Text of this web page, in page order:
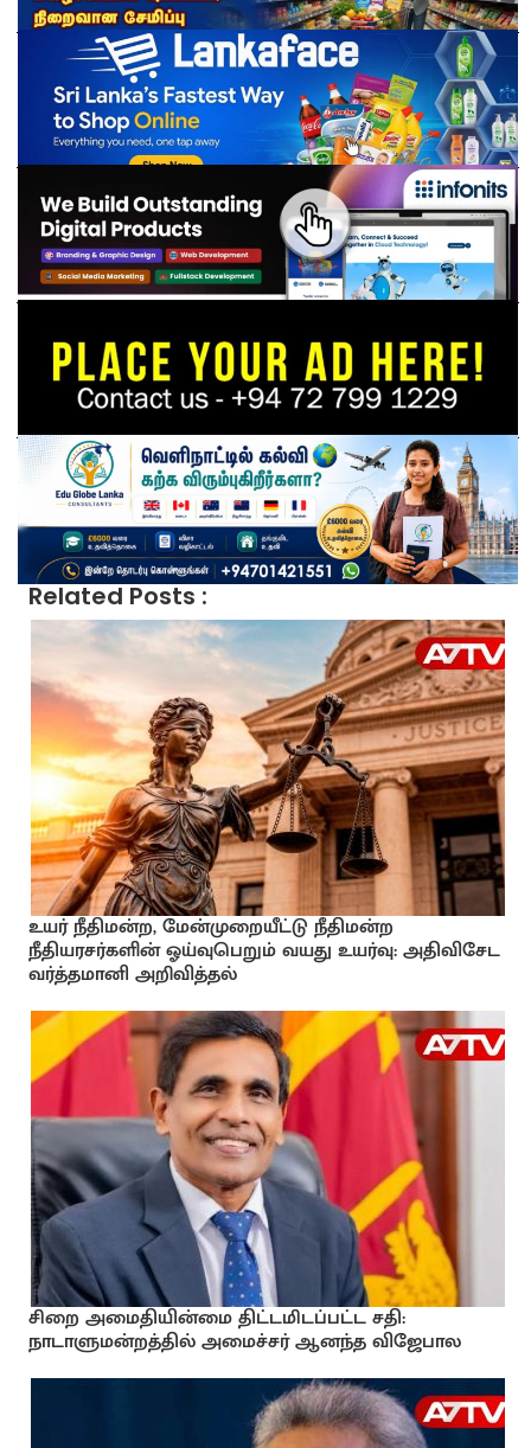
Related Posts :
உயர் நீதிமன்ற, மேன்முறையீட்டு நீதிமன்ற
நீதியரசர்களின் ஓய்வுபெறும் வயது உயர்வு: அதிவிசேட
வர்த்தமானி அறிவித்தல்
சிறை அமைதியின்மை திட்டமிடப்பட்ட சதி:
நாடாளுமன்றத்தில் அமைச்சர் ஆனந்த விஜேபால